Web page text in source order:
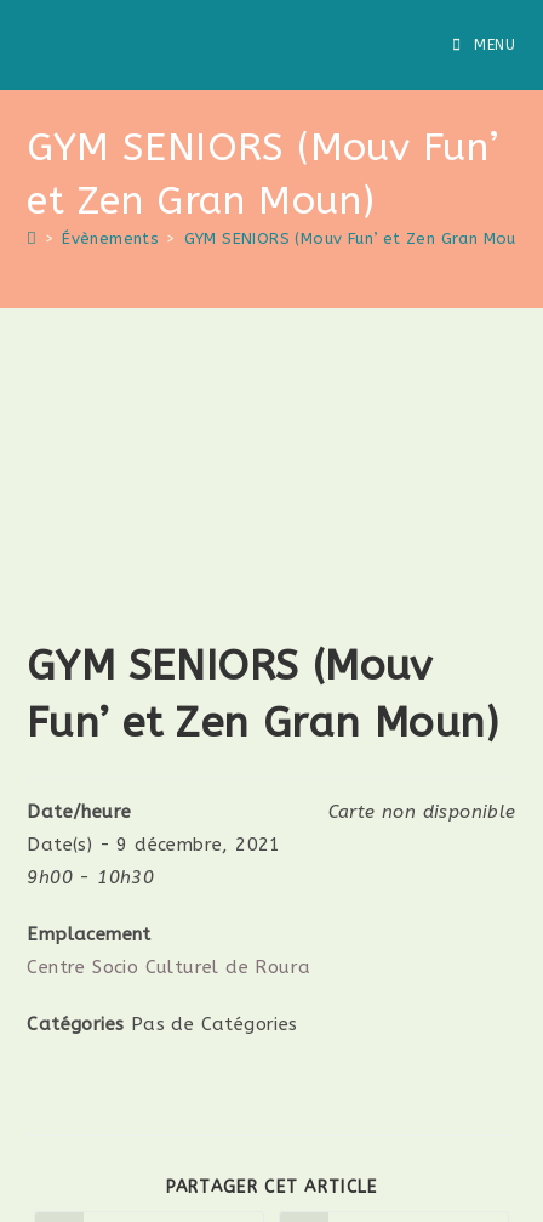
MENU
GYM SENIORS (Mouv Fun’
et Zen Gran Moun)
> Évènements > GYM SENIORS (Mouv Fun’ et Zen Gran Moun)
GYM SENIORS (Mouv
Fun’ et Zen Gran Moun)
Carte non disponible
Date/heure
Date(s) - 9 décembre, 2021
9h00 - 10h30
Emplacement
Centre Socio Culturel de Roura
Catégories Pas de Catégories
PARTAGER CET ARTICLE